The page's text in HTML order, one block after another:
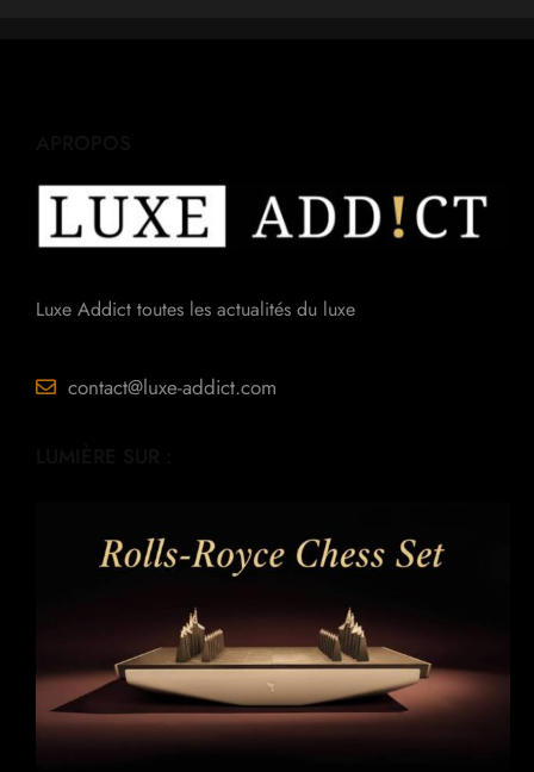
Luxe Addict toutes les actualités du luxe
contact@luxe-addict.com